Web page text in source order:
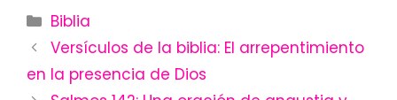
Categories
Biblia
Versículos de la biblia: El arrepentimiento
en la presencia de Dios